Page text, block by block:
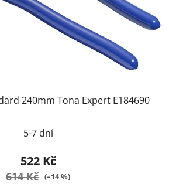
240mm Tona Expert E184690
5-7 dní
522 Kč
614 Kč (–14 %)